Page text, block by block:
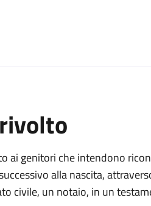
ai genitori che intendono
alla nascita,
civile, un notaio, in un